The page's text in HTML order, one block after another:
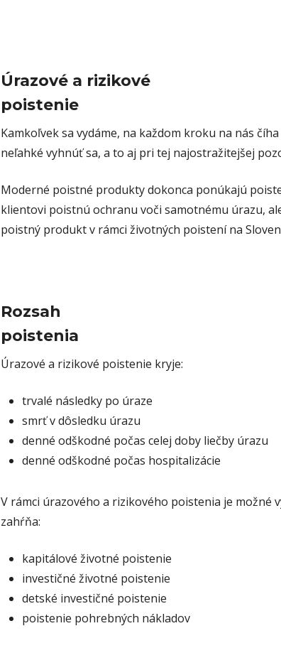
Úrazové a rizikové
poistenie
Kamkoľvek sa vydáme, na každom kroku na nás
neľahké vyhnúť sa, a to aj pri tej najostražitejšej
Moderné poistné produkty dokonca ponúkajú
klientovi poistnú ochranu voči samotnému úrazu,
poistný produkt v rámci životných poistení na
Rozsah
poistenia
Úrazové a rizikové poistenie kryje:
trvalé následky po úraze
smrť v dôsledku úrazu
denné odškodné počas celej doby liečby úrazu
denné odškodné počas hospitalizácie
V rámci úrazového a rizikového poistenia je možné
zahŕňa:
kapitálové životné poistenie
investičné životné poistenie
detské investičné poistenie
poistenie pohrebných nákladov